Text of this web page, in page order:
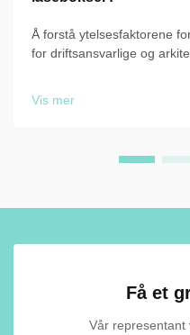
Å forstå ytelsesfaktorene
for driftsansvarlige og
Vis mer
Få et
Vår representant